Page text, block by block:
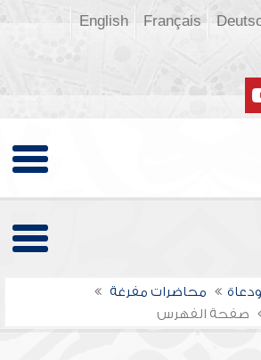
Français
English
محاضرات مفرغة
صفحة الفهرس